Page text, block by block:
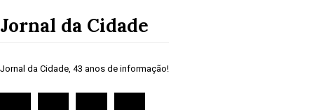
Jornal da Cidade
Jornal da Cidade, 43 anos de informação!